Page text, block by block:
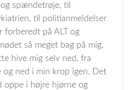
spændetrøje, til
til politianmeldelser
forberedt på ALT og
så meget bag på mig,
hive mig selv ned, fra
og ned i min krop igen. Det
oppe i højre hjørne og